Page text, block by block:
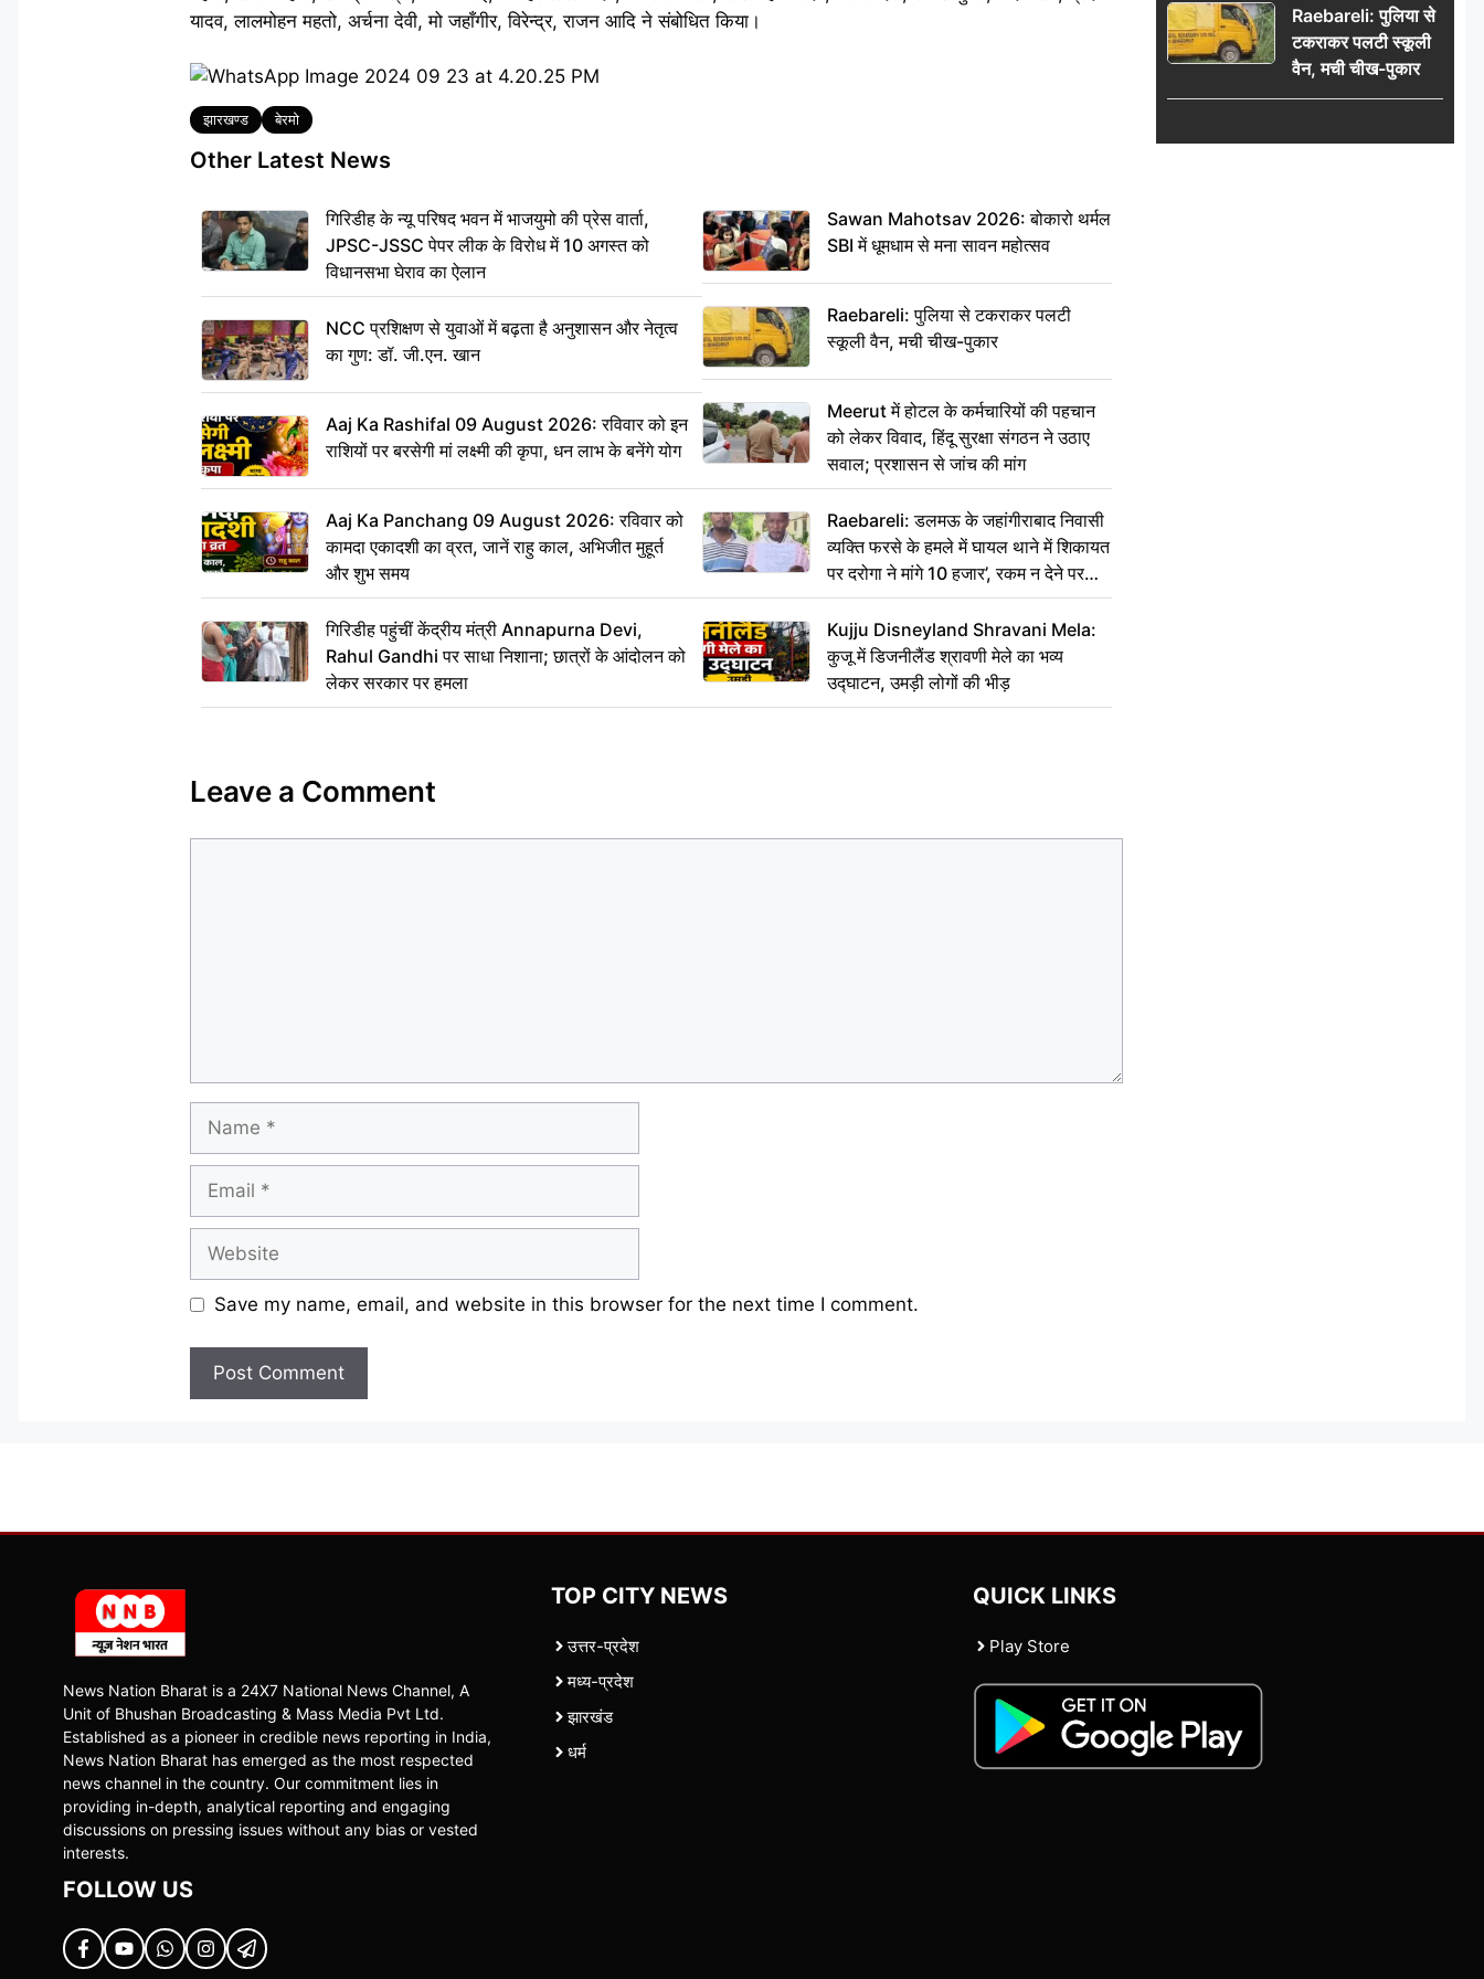
यादव, लालमोहन महतो, अर्चना देवी, मो जहाँगीर, विरेन्द्र, राजन आदि ने संबोधित किया।
Tags
झारखण्ड बेरमो
Other Latest News
गिरिडीह के न्यू परिषद भवन में भाजयुमो की प्रेस वार्ता,
JPSC-JSSC पेपर लीक के विरोध में 10 अगस्त को
विधानसभा घेराव का ऐलान
NCC प्रशिक्षण से युवाओं में बढ़ता है अनुशासन और नेतृत्व
का गुण: डॉ. जी.एन. खान
Aaj Ka Rashifal 09 August 2026: रविवार को इन
राशियों पर बरसेगी मां लक्ष्मी की कृपा, धन लाभ के बनेंगे योग
Aaj Ka Panchang 09 August 2026: रविवार को
कामदा एकादशी का व्रत, जानें राहु काल, अभिजीत मुहूर्त
और शुभ समय
गिरिडीह पहुंचीं केंद्रीय मंत्री Annapurna Devi,
Rahul Gandhi पर साधा निशाना; छात्रों के आंदोलन को
लेकर सरकार पर हमला
Sawan Mahotsav 2026: बोकारो थर्मल
SBI में धूमधाम से मना सावन महोत्सव
Raebareli: पुलिया से टकराकर पलटी
स्कूली वैन, मची चीख-पुकार
Meerut में होटल के कर्मचारियों की पहचान
को लेकर विवाद, हिंदू सुरक्षा संगठन ने उठाए
सवाल; प्रशासन से जांच की मांग
Raebareli: डलमऊ के जहांगीराबाद निवासी
व्यक्ति फरसे के हमले में घायल थाने में शिकायत
पर दरोगा ने मांगे 10 हजार’, रकम न देने पर
कार्रवाई ठंडी!
Kujju Disneyland Shravani Mela:
कुजू में डिजनीलैंड श्रावणी मेले का भव्य
उद्घाटन, उमड़ी लोगों की भीड़
Leave a Comment
Name
Email
Website
Save my name, email, and website in this browser for the next time I comment.
Raebareli: पुलिया से
टकराकर पलटी स्कूली
वैन, मची चीख-पुकार
News Nation Bharat is a 24X7 National News Channel, A
Unit of Bhushan Broadcasting & Mass Media Pvt Ltd.
Established as a pioneer in credible news reporting in India,
News Nation Bharat has emerged as the most respected
news channel in the country. Our commitment lies in
providing in-depth, analytical reporting and engaging
discussions on pressing issues without any bias or vested
interests.
FOLLOW US
TOP CITY NEWS
उत्तर-प्रदेश
मध्य-प्रदेश
झारखंड
धर्म
QUICK LINKS
Play Store